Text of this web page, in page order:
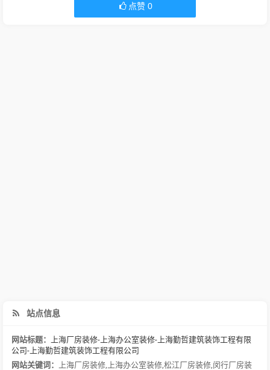
点赞 0
站点信息
网站标题：
上海厂房装修-上海办公室装修-上海勤哲建筑装饰工程有限
公司-上海勤哲建筑装饰工程有限公司
网站关键词：
上海厂房装修 上海办公室装修 松江厂房装修 闵行厂房装